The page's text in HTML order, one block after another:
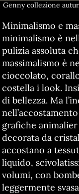
Genny collezione
Minimalismo e
minimalismo è
pulizia assoluta
massimalismo è
cioccolato,
costella i look.
di bellezza. Ma
grafiche
decorata da
accostano a
liquido,
volumi, con
leggermente